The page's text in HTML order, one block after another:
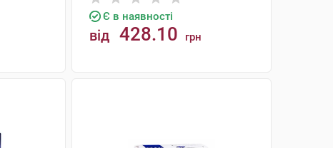
Є в наявності
від 428.10 грн